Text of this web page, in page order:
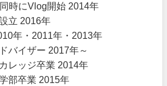
時にVlog開始 2014年
立 2016年
年・2011年・2013年
バイザー 2017年～
レッジ卒業 2014年
部卒業 2015年